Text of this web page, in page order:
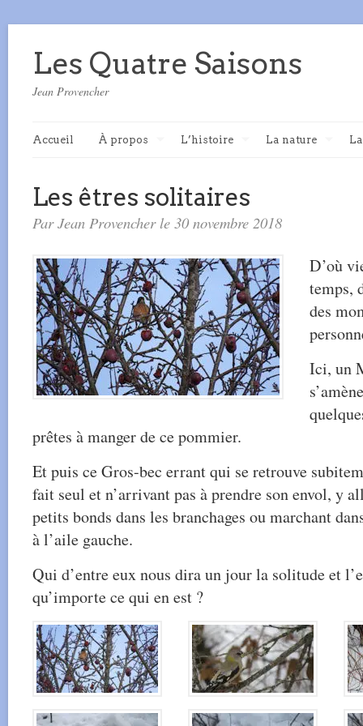
Les Quatre Saisons
Jean Provencher
Accueil À propos L’histoire La nature
Les êtres solitaires
Par Jean Provencher le 30 novembre 2018
D’où
temps,
des
Ici, un
prêtes à manger de ce pommier.
Et puis ce Gros-bec errant qui se retrouve
fait seul et n’arrivant pas à prendre son envol, y
petits bonds dans les branchages ou marchant
à l’aile gauche.
Qui d’entre eux nous dira un jour la solitude et
qu’importe ce qui en est ?